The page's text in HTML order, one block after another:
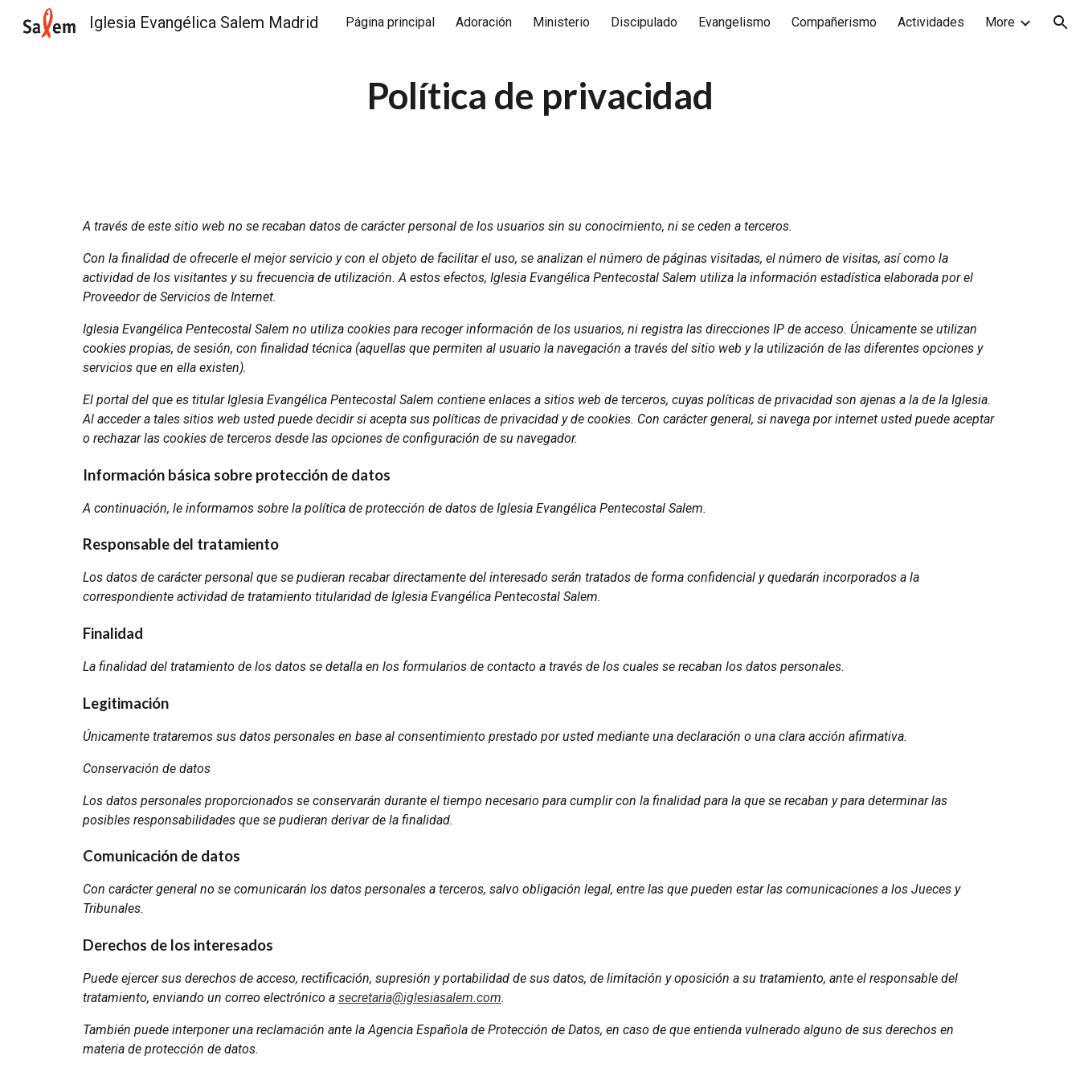
Skip to main content Skip to navigation
Iglesia Evangélica Salem Madrid Página principal Adoración Ministerio Discipulado Evangelismo Compañerismo Actividades More
Política de privacidad
A través de este sitio web no se recaban datos de carácter personal de los usuarios sin su conocimiento, ni se ceden a terceros.
Con la finalidad de ofrecerle el mejor servicio y con el objeto de facilitar el uso, se analizan el número de páginas visitadas, el número de visitas, así como la
actividad de los visitantes y su frecuencia de utilización. A estos efectos, Iglesia Evangélica Pentecostal Salem utiliza la información estadística elaborada por el
Proveedor de Servicios de Internet.
Iglesia Evangélica Pentecostal Salem no utiliza cookies para recoger información de los usuarios, ni registra las direcciones IP de acceso. Únicamente se utilizan
cookies propias, de sesión, con finalidad técnica (aquellas que permiten al usuario la navegación a través del sitio web y la utilización de las diferentes opciones y
servicios que en ella existen).
El portal del que es titular Iglesia Evangélica Pentecostal Salem contiene enlaces a sitios web de terceros, cuyas políticas de privacidad son ajenas a la de la Iglesia.
Al acceder a tales sitios web usted puede decidir si acepta sus políticas de privacidad y de cookies. Con carácter general, si navega por internet usted puede aceptar
o rechazar las cookies de terceros desde las opciones de configuración de su navegador.
Información básica sobre protección de datos
A continuación, le informamos sobre la política de protección de datos de Iglesia Evangélica Pentecostal Salem.
Responsable del tratamiento
Los datos de carácter personal que se pudieran recabar directamente del interesado serán tratados de forma confidencial y quedarán incorporados a la
correspondiente actividad de tratamiento titularidad de Iglesia Evangélica Pentecostal Salem.
Finalidad
La finalidad del tratamiento de los datos se detalla en los formularios de contacto a través de los cuales se recaban los datos personales.
Legitimación
Únicamente trataremos sus datos personales en base al consentimiento prestado por usted mediante una declaración o una clara acción afirmativa.
Conservación de datos
Los datos personales proporcionados se conservarán durante el tiempo necesario para cumplir con la finalidad para la que se recaban y para determinar las
posibles responsabilidades que se pudieran derivar de la finalidad.
Comunicación de datos
Con carácter general no se comunicarán los datos personales a terceros, salvo obligación legal, entre las que pueden estar las comunicaciones a los Jueces y
Tribunales.
Derechos de los interesados
Puede ejercer sus derechos de acceso, rectificación, supresión y portabilidad de sus datos, de limitación y oposición a su tratamiento, ante el responsable del
tratamiento, enviando un correo electrónico a secretaria@iglesiasalem.com.
También puede interponer una reclamación ante la Agencia Española de Protección de Datos, en caso de que entienda vulnerado alguno de sus derechos en
materia de protección de datos.